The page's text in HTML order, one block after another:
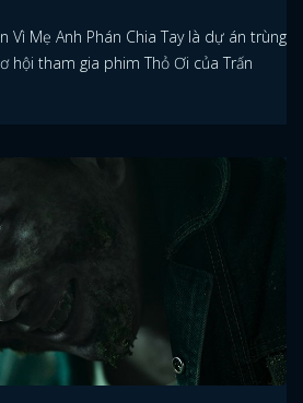
Vì Mẹ Anh Phán Chia Tay là dự án trùng
hội tham gia phim Thỏ Ơi của Trấn